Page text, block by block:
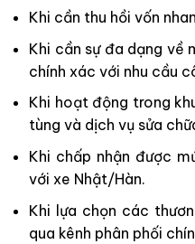
Khi cần thu hồi vốn
Khi cần sự đa dạng về
chính xác với nhu cầu
Khi hoạt động trong
tùng và dịch vụ sửa
Khi chấp nhận được
với xe Nhật/Hàn.
Khi lựa chọn các
qua kênh phân phối